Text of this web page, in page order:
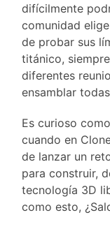
difícilmente
comunidad
de probar sus
titánico,
diferentes
ensamblar
Es curioso
cuando en
de lanzar un
para construir,
tecnología 3D
como esto,